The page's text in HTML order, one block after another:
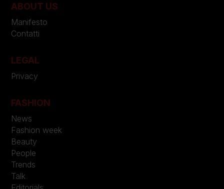
ABOUT US
Manifesto
Contatti
LEGAL
Privacy
FASHION
News
Fashion week
Beauty
People
Trends
Talk